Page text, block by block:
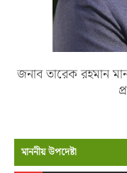
জনাব তারেক রহমান
মাননীয় উপদেষ্টা